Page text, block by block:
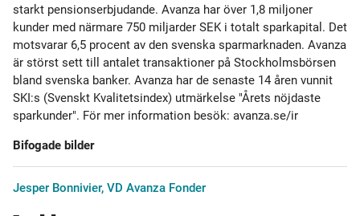
starkt pensionserbjudande. Avanza har över 1,8 miljoner
kunder med närmare 750 miljarder SEK i totalt sparkapital. Det
motsvarar 6,5 procent av den svenska sparmarknaden. Avanza
är störst sett till antalet transaktioner på Stockholmsbörsen
bland svenska banker. Avanza har de senaste 14 åren vunnit
SKI:s (Svenskt Kvalitetsindex) utmärkelse "Årets nöjdaste
sparkunder". För mer information besök: avanza.se/ir
Bifogade bilder
Jesper Bonnivier, VD Avanza Fonder